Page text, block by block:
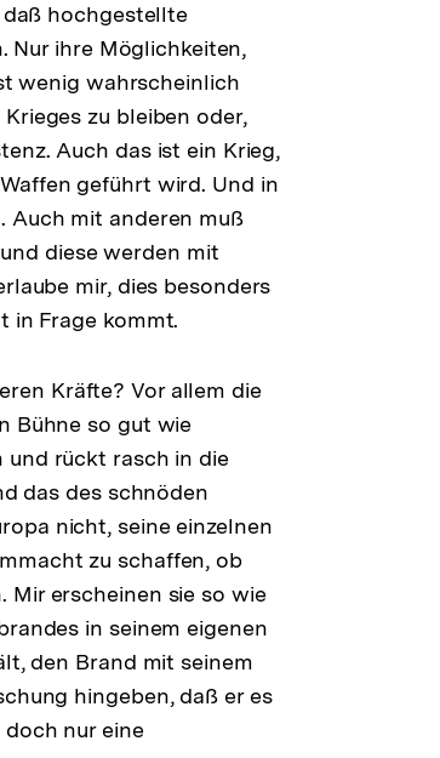
daß hochgestellte
Nur ihre Möglichkeiten,
wenig wahrscheinlich
zu bleiben oder,
Auch das ist ein Krieg,
geführt wird. Und in
Auch mit anderen muß
diese werden mit
mir, dies besonders
in Frage kommt.
Kräfte? Vor allem die
Bühne so gut wie
und rückt rasch in die
das des schnöden
nicht, seine einzelnen
zu schaffen, ob
Mir erscheinen sie so wie
in seinem eigenen
den Brand mit seinem
hingeben, daß er es
nur eine